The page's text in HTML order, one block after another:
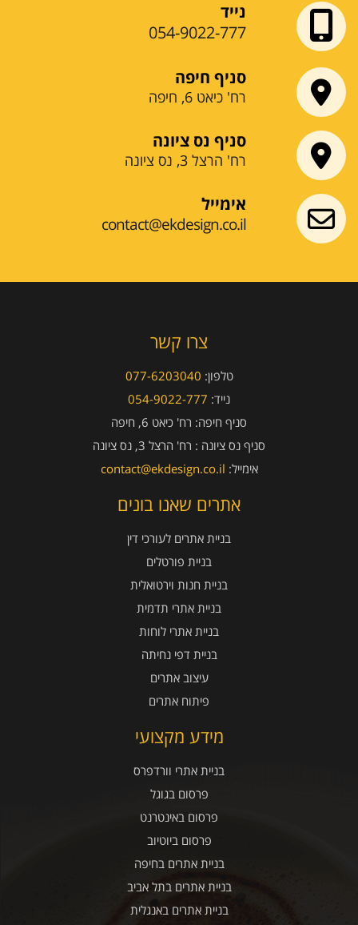
נייד
054-9022-777
סניף חיפה
רח' כיאט 6, חיפה
סניף נס ציונה
רח' הרצל 3, נס ציונה
אימייל
contact@ekdesign.co.il
צרו קשר
טלפון: 077-6203040
נייד: 054-9022-777
סניף חיפה: רח' כיאט 6, חיפה
סניף נס ציונה : רח' הרצל 3, נס ציונה
אימייל: contact@ekdesign.co.il
אתרים שאנו בונים
בניית אתרים לעורכי דין
בניית פורטלים
בניית חנות וירטואלית
בניית אתרי תדמית
בניית אתרי לוחות
בניית דפי נחיתה
עיצוב אתרים
פיתוח אתרים
מידע מקצועי
בניית אתרי וורדפרס
פרסום בגוגל
פרסום באינטרנט
פרסום ביוטיוב
בניית אתרים בחיפה
בניית אתרים בתל אביב
בניית אתרים באנגלית